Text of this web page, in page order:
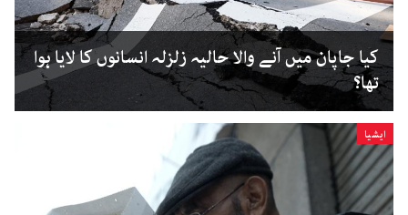
کیا جاپان میں آنے والا حالیہ زلزلہ انسانوں کا لایا ہوا
تھا؟
ایشیا